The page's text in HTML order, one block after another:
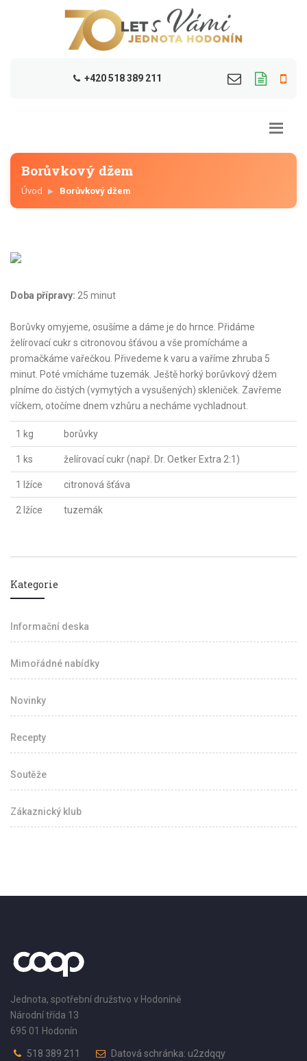
+420 518 389 211
Borůvkový džem
Úvod Borůvkový džem
Doba přípravy: 25 minut
Borůvky omyjeme, osušíme a dáme je do hrnce. Přidáme
želírovací cukr s citronovou šťávou a vše promícháme a
promačkáme vařečkou. Přivedeme k varu a vaříme zhruba 5
minut. Poté vmícháme tuzemák. Ještě horký borůvkový džem
plníme do čistých (vymytých a vysušených) skleniček. Zavřeme
víčkem, otočíme dnem vzhůru a necháme vychladnout.
1 kg borůvky
1 ks želírovací cukr (např. Dr. Oetker Extra 2:1)
1 lžíce citronová šťáva
2 lžíce tuzemák
Kategorie
Informační deska
Mimořádné nabídky
Novinky
Recepty
Soutěže
Zákaznický klub
Jednota, spotřební družstvo v Hodoníně
Národní třída 13
695 01 Hodonín
518 389 211
Datová schránka: u2zdqqy